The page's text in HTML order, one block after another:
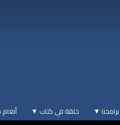
برامجنا ▼ حلقة في كتاب ▼